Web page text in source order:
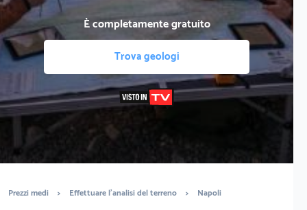
È completamente gratuito
Trova geologi
Prezzi medi > Effettuare l'analisi del terreno > Napoli